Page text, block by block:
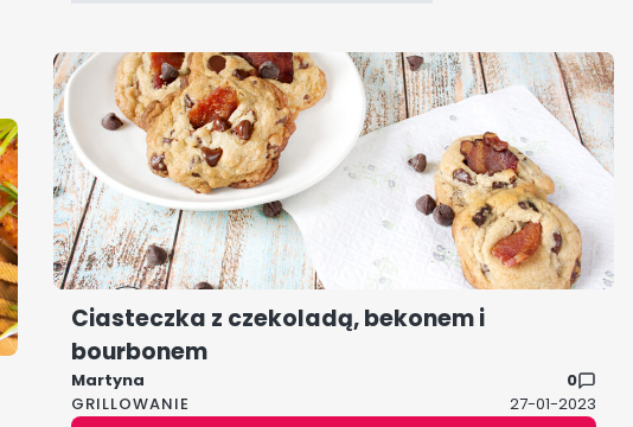
GRILLOWANIE 27-01-2023
Ciasteczka z czekoladą, bekonem i
bourbonem
Martyna 0